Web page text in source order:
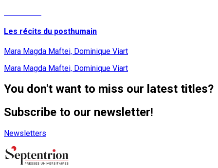
Les récits du posthumain
Mara Magda Maftei, Dominique Viart
Mara Magda Maftei, Dominique Viart
You don't want to miss our latest titles?
Subscribe to our newsletter!
Newsletters